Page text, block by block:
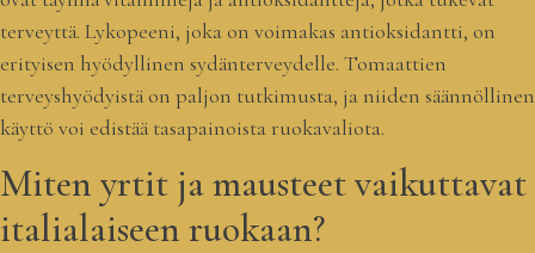
terveyttä. Lykopeeni, joka on voimakas antioksidantti, on
erityisen hyödyllinen sydänterveydelle. Tomaattien
terveyshyödyistä on paljon tutkimusta, ja niiden säännöllinen
käyttö voi edistää tasapainoista ruokavaliota.
Miten yrtit ja mausteet vaikuttavat
italialaiseen ruokaan?